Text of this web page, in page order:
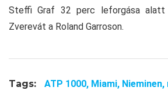
Steffi Graf 32 perc leforgása
Zverevát a Roland Garroson.
Tags: ATP 1000, Miami, Nieminen,